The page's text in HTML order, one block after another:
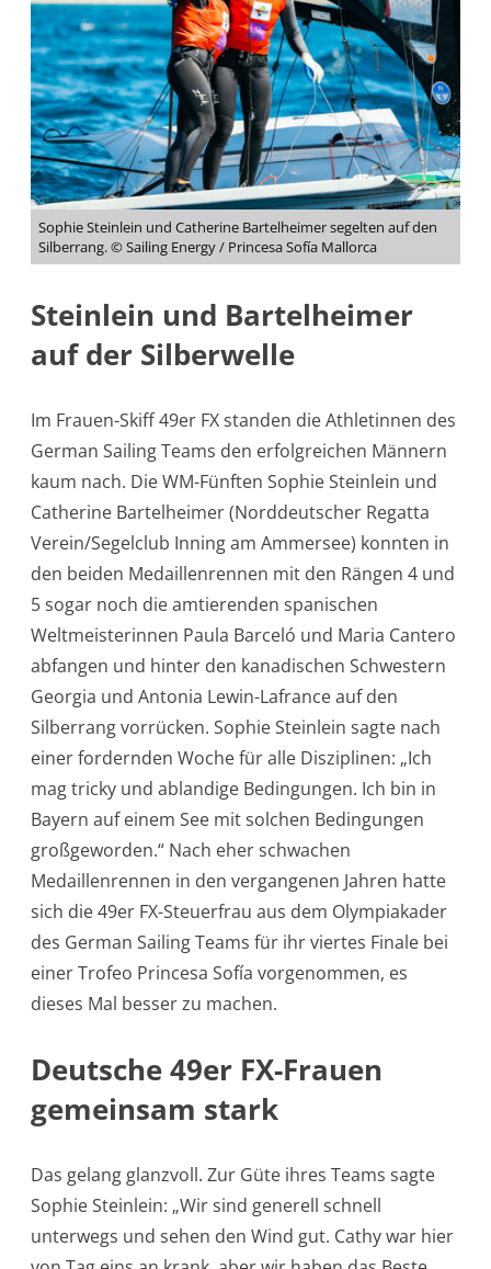
Sophie Steinlein und Catherine Bartelheimer segelten auf den
Silberrang. © Sailing Energy / Princesa Sofía Mallorca
Steinlein und Bartelheimer
auf der Silberwelle
Im Frauen-Skiff 49er FX standen die Athletinnen des
German Sailing Teams den erfolgreichen Männern
kaum nach. Die WM-Fünften Sophie Steinlein und
Catherine Bartelheimer (Norddeutscher Regatta
Verein/Segelclub Inning am Ammersee) konnten in
den beiden Medaillenrennen mit den Rängen 4 und
5 sogar noch die amtierenden spanischen
Weltmeisterinnen Paula Barceló und Maria Cantero
abfangen und hinter den kanadischen Schwestern
Georgia und Antonia Lewin-Lafrance auf den
Silberrang vorrücken. Sophie Steinlein sagte nach
einer fordernden Woche für alle Disziplinen: „Ich
mag tricky und ablandige Bedingungen. Ich bin in
Bayern auf einem See mit solchen Bedingungen
großgeworden.“ Nach eher schwachen
Medaillenrennen in den vergangenen Jahren hatte
sich die 49er FX-Steuerfrau aus dem Olympiakader
des German Sailing Teams für ihr viertes Finale bei
einer Trofeo Princesa Sofía vorgenommen, es
dieses Mal besser zu machen.
Deutsche 49er FX-Frauen
gemeinsam stark
Das gelang glanzvoll. Zur Güte ihres Teams sagte
Sophie Steinlein: „Wir sind generell schnell
unterwegs und sehen den Wind gut. Cathy war hier